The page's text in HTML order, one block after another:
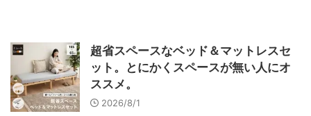
超省スペースなベッド＆マットレスセ
ット。とにかくスペースが無い人にオ
ススメ。
2026/8/1